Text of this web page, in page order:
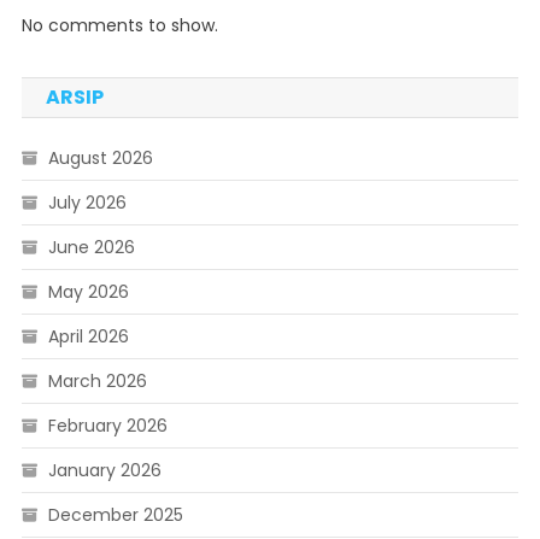
No comments to show.
ARSIP
August 2026
July 2026
June 2026
May 2026
April 2026
March 2026
February 2026
January 2026
December 2025